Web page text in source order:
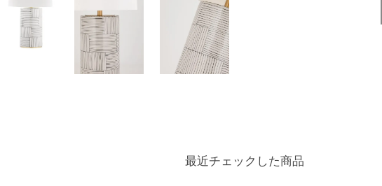
最近チェックした商品